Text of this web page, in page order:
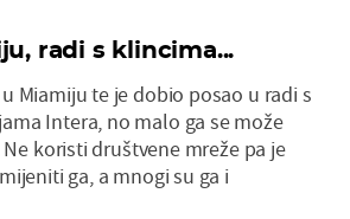
radi s klincima...
Miamiju te je dobio posao u radi s
Intera, no malo ga se može
koristi društvene mreže pa je
ga, a mnogi su ga i